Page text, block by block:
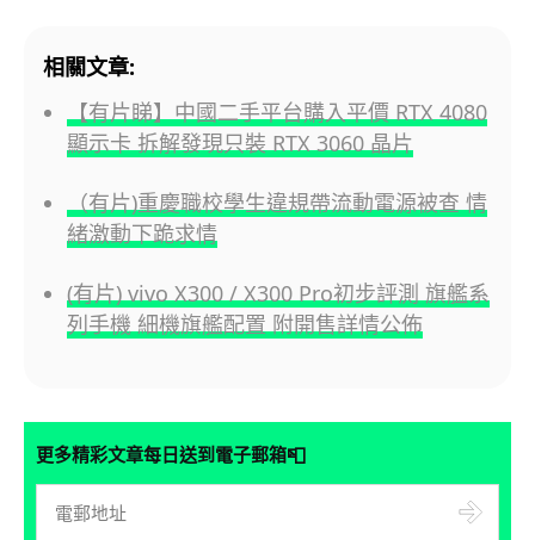
相關文章:
【有片睇】中國二手平台購入平價 RTX 4080
顯示卡 拆解發現只裝 RTX 3060 晶片
（有片)重慶職校學生違規帶流動電源被查 情
緒激動下跪求情
(有片) vivo X300 / X300 Pro初步評測 旗艦系
列手機 細機旗艦配置 附開售詳情公佈
更多精彩文章每日送到電子郵箱📮